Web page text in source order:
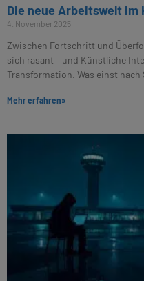
Die neue Arbeitswelt
4. November 2025
Zwischen Fortschritt und
sich rasant – und Künstliche
Transformation. Was einst
Mehr erfahren»